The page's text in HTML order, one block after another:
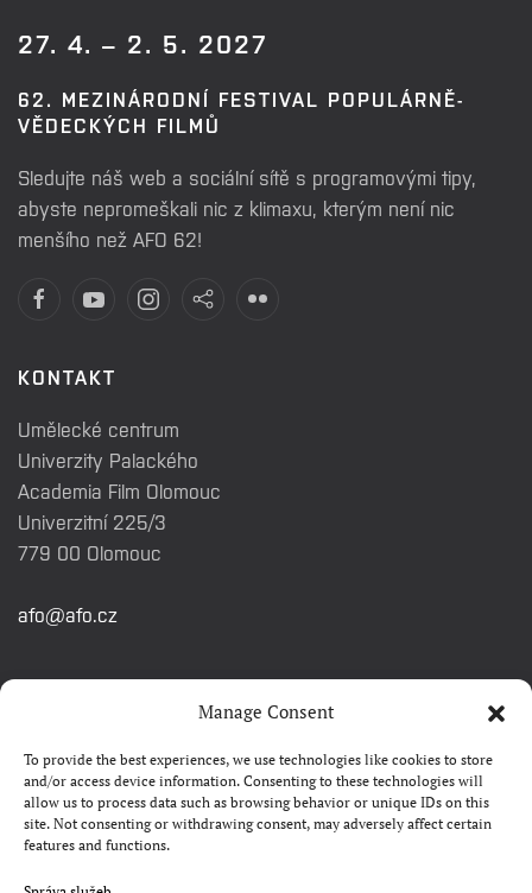
Manage Consent
To provide the best experiences, we use technologies like cookies to store
and/or access device information. Consenting to these technologies will
allow us to process data such as browsing behavior or unique IDs on this
site. Not consenting or withdrawing consent, may adversely affect certain
features and functions.
27. 4. – 2. 5. 2027
62. MEZINÁRODNÍ FESTIVAL POPULÁRNĚ-
VĚDECKÝCH FILMŮ
Sledujte náš web a sociální sítě s programovými tipy,
abyste nepromeškali nic z klimaxu, kterým není nic
menšího než AFO 62!
KONTAKT
Umělecké centrum
Univerzity Palackého
Academia Film Olomouc
Univerzitní 225/3
779 00 Olomouc
afo@afo.cz
RYCHLÉ ODKAZY
Watch&Know
Kontakty
FAQ